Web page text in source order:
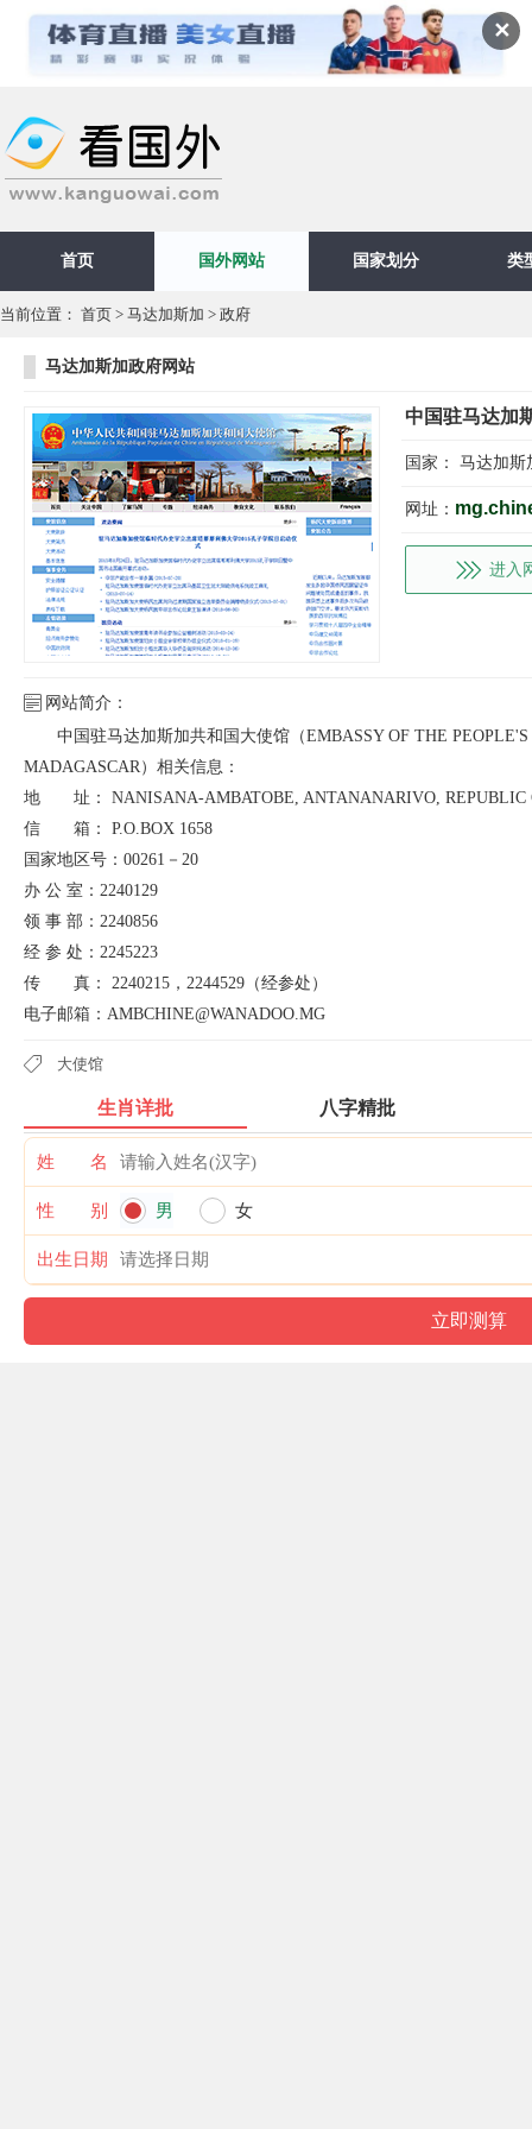
✕
首页 国外网站 国家划分 类
当前位置： 首页 > 马达加斯加 > 政府
马达加斯加政府网站
中国驻马达加
国家： 马达加斯
网址：
进入
网站简介：
中国驻马达加斯加共和国大使馆（EMBASSY OF THE
MADAGASCAR）相关信息：
地 址： NANISANA-AMBATOBE, ANTANANARIVO, REPUBLIC
信 箱： P.O.BOX 1658
国家地区号：00261－20
办 公 室：2240129
领 事 部：2240856
经 参 处：2245223
传 真： 2240215，2244529（经参处）
电子邮箱：AMBCHINE@WANADOO.MG
大使馆
生肖详批 八字精批
姓 名
性 别 男 女
出生日期